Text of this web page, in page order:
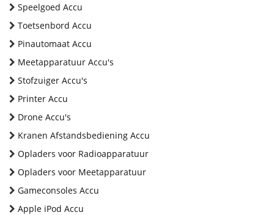
Speelgoed Accu
Toetsenbord Accu
Pinautomaat Accu
Meetapparatuur Accu's
Stofzuiger Accu's
Printer Accu
Drone Accu's
Kranen Afstandsbediening Accu
Opladers voor Radioapparatuur
Opladers voor Meetapparatuur
Gameconsoles Accu
Apple iPod Accu